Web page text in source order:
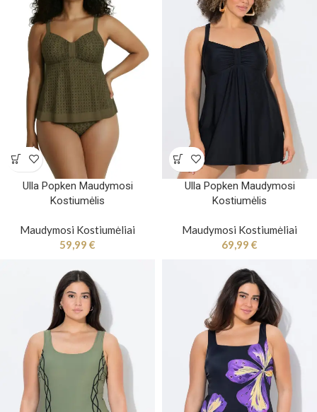
Ulla Popken Maudymosi
Kostiumėlis
Maudymosi Kostiumėliai
59,99 €
Ulla Popken Maudymosi
Kostiumėlis
Maudymosi Kostiumėliai
69,99 €